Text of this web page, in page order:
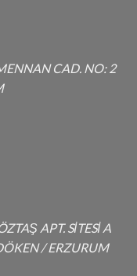
CAD. NO: 2
APT. SİTESİ A
/ ERZURUM